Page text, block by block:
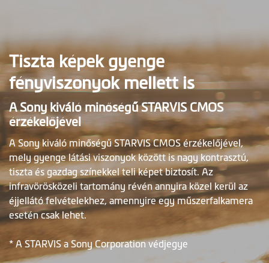
Tiszta képek gyenge
fényviszonyok mellett is
A Sony kiváló minőségű STARVIS CMOS
érzékelőjével
A Sony kiváló minőségű STARVIS CMOS érzékelőjével,
mely gyenge látási viszonyok között is nagy kontrasztú,
tiszta és gazdag színekkel teli képet biztosít. Az
infravörösközeli tartomány révén annyira közel kerül az
éjjellátó felvételekhez, amennyire egy műszerfalkamera
esetén csak lehet.
* A STARVIS a Sony Corporation védjegye